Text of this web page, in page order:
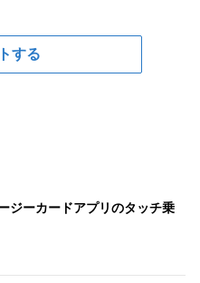
する
ジーカードアプリのタッチ乗